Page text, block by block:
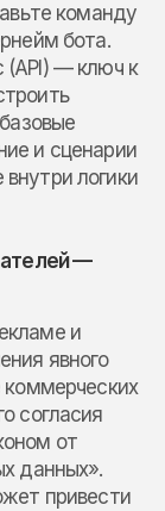
команду
бота.
(API) — ключ к
и сценарии
логики
—
и
явного
коммерческих
согласия
от
данных».
привести